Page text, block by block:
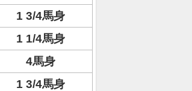
1 3/4馬身
1 1/4馬身
4馬身
1 3/4馬身